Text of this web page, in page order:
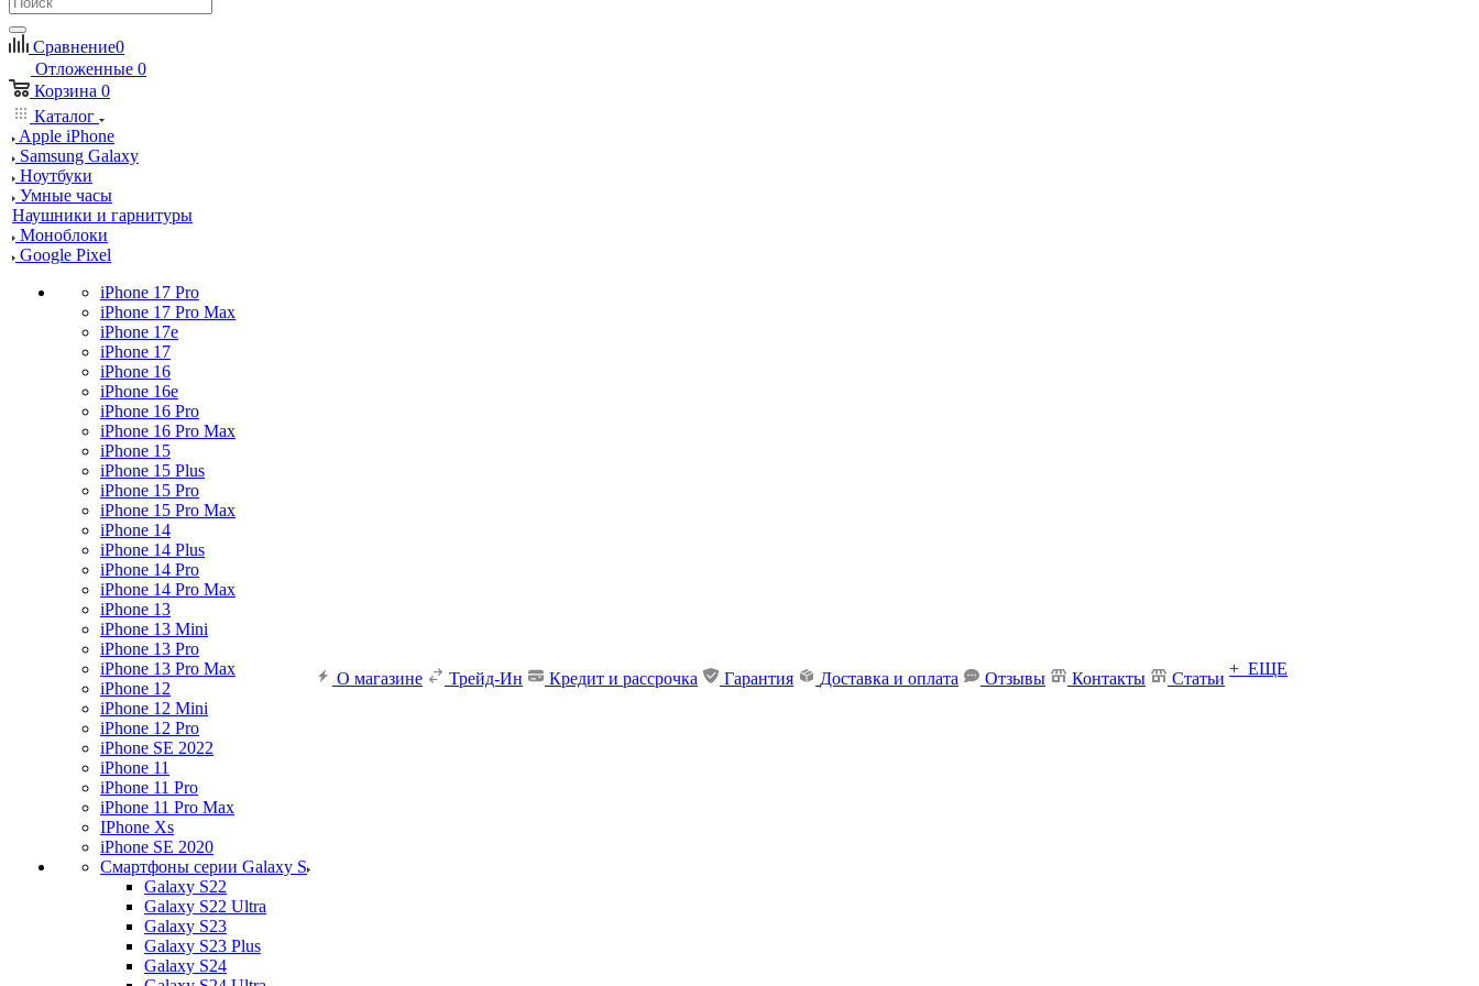
Сравнение0
Отложенные 0
Корзина 0
Каталог
Apple iPhone
Samsung Galaxy
Ноутбуки
Умные часы
Наушники и гарнитуры
Моноблоки
Google Pixel
iPhone 17 Pro
iPhone 17 Pro Max
iPhone 17e
iPhone 17
iPhone 16
iPhone 16e
iPhone 16 Pro
iPhone 16 Pro Max
iPhone 15
iPhone 15 Plus
iPhone 15 Pro
iPhone 15 Pro Max
iPhone 14
iPhone 14 Plus
iPhone 14 Pro
iPhone 14 Pro Max
iPhone 13
iPhone 13 Mini
iPhone 13 Pro
iPhone 13 Pro Max
iPhone 12
iPhone 12 Mini
iPhone 12 Pro
iPhone SE 2022
iPhone 11
iPhone 11 Pro
iPhone 11 Pro Max
IPhone Xs
iPhone SE 2020
Смартфоны серии Galaxy S
Galaxy S22
Galaxy S22 Ultra
Galaxy S23
Galaxy S23 Plus
Galaxy S24
О магазине Трейд-Ин Кредит и рассрочка Гарантия Доставка и оплата Отзывы Контакты Статьи
+ ЕЩЕ